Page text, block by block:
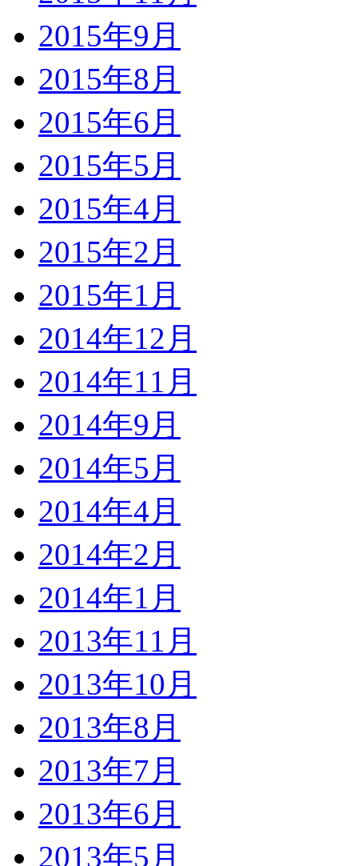
2015年9月
2015年8月
2015年6月
2015年5月
2015年4月
2015年2月
2015年1月
2014年12月
2014年11月
2014年9月
2014年5月
2014年4月
2014年2月
2014年1月
2013年11月
2013年10月
2013年8月
2013年7月
2013年6月
2013年5月